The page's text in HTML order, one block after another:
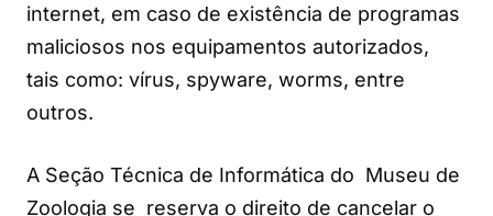
internet, em caso de existência de programas
maliciosos nos equipamentos autorizados,
tais como: vírus, spyware, worms, entre
outros.
A Seção Técnica de Informática do Museu de
Zoologia se reserva o direito de cancelar o